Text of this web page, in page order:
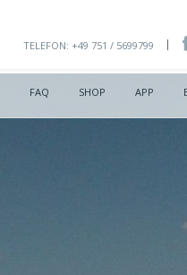
TELEFON: +49 751 / 5699799
FAQ SHOP APP